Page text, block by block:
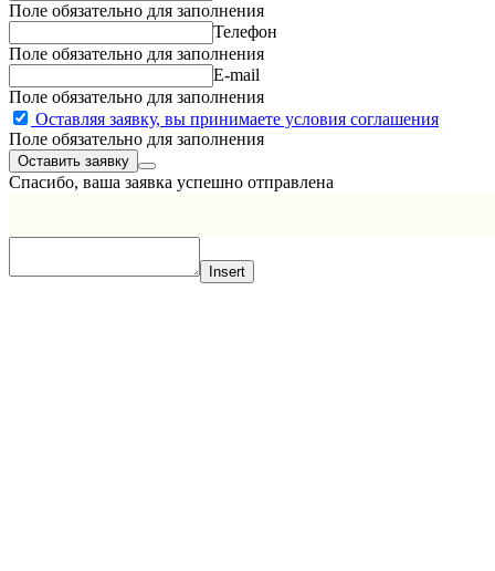
Поле обязательно для заполнения
Телефон
Поле обязательно для заполнения
E-mail
Поле обязательно для заполнения
Оставляя заявку, вы принимаете условия соглашения
Поле обязательно для заполнения
Спасибо, ваша заявка успешно отправлена
Insert